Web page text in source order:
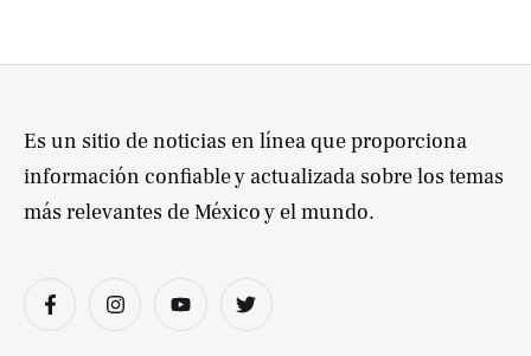
Es un sitio de noticias en línea que proporciona
información confiable y actualizada sobre los temas
más relevantes de México y el mundo.